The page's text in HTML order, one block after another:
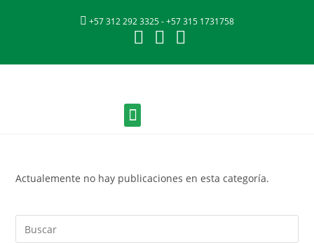
+57 312 292 3325 - +57 315 1731758
Actualemente no hay publicaciones en esta categoría.